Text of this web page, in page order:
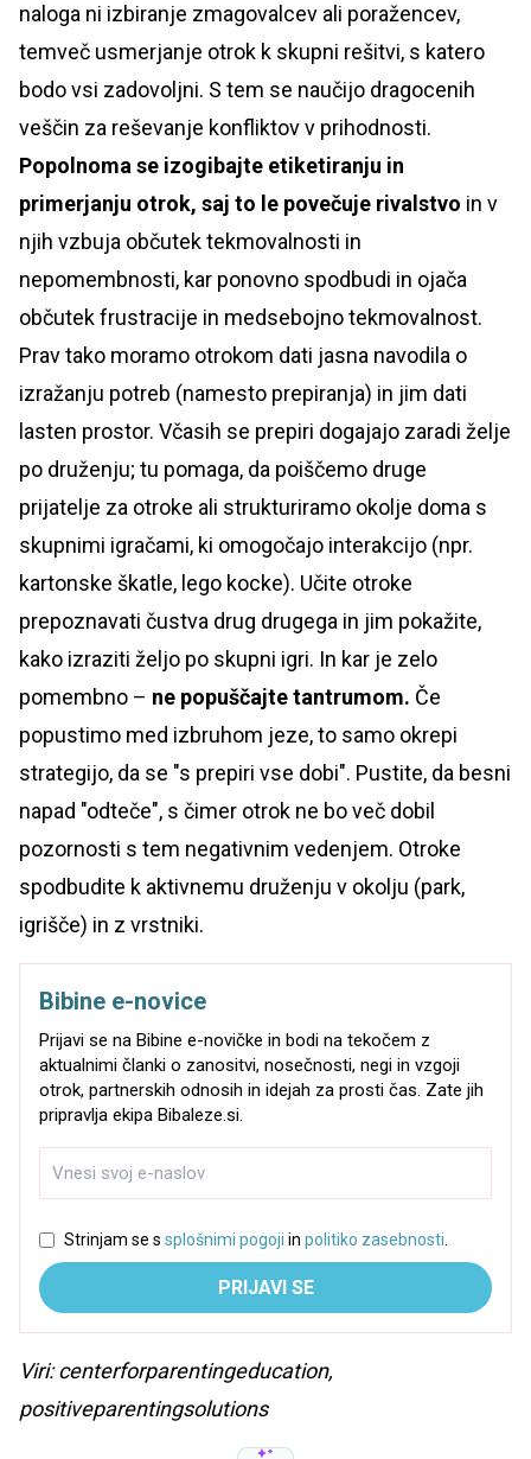
naloga ni izbiranje zmagovalcev ali poražencev,
temveč usmerjanje otrok k skupni rešitvi, s katero
bodo vsi zadovoljni. S tem se naučijo dragocenih
veščin za reševanje konfliktov v prihodnosti.
Popolnoma se izogibajte etiketiranju in
primerjanju otrok, saj to le povečuje rivalstvo in v
njih vzbuja občutek tekmovalnosti in
nepomembnosti, kar ponovno spodbudi in ojača
občutek frustracije in medsebojno tekmovalnost.
Prav tako moramo otrokom dati jasna navodila o
izražanju potreb (namesto prepiranja) in jim dati
lasten prostor. Včasih se prepiri dogajajo zaradi želje
po druženju; tu pomaga, da poiščemo druge
prijatelje za otroke ali strukturiramo okolje doma s
skupnimi igračami, ki omogočajo interakcijo (npr.
kartonske škatle, lego kocke). Učite otroke
prepoznavati čustva drug drugega in jim pokažite,
kako izraziti željo po skupni igri. In kar je zelo
pomembno – ne popuščajte tantrumom. Če
popustimo med izbruhom jeze, to samo okrepi
strategijo, da se "s prepiri vse dobi". Pustite, da besni
napad "odteče", s čimer otrok ne bo več dobil
pozornosti s tem negativnim vedenjem. Otroke
spodbudite k aktivnemu druženju v okolju (park,
igrišče) in z vrstniki.
Bibine e-novice
Prijavi se na Bibine e-novičke in bodi na tekočem z
aktualnimi članki o zanositvi, nosečnosti, negi in vzgoji
otrok, partnerskih odnosih in idejah za prosti čas. Zate jih
pripravlja ekipa Bibaleze.si.
Strinjam se s splošnimi pogoji in politiko zasebnosti.
PRIJAVI SE
Viri: centerforparentingeducation,
positiveparentingsolutions